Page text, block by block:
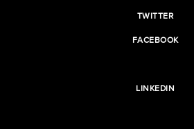
TWITTER
FACEBOOK
LINKEDIN